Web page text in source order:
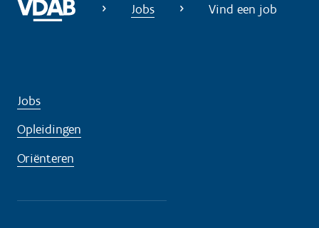
Jobs Vind een job
Jobs
Opleidingen
Oriënteren